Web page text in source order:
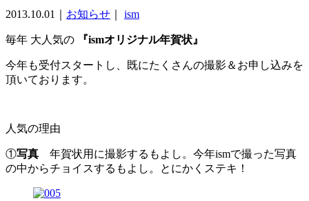
2013.10.01 お知らせ ism
毎年 大人気の 『ismオリジナル年賀状』
今年も受付スタートし、既にたくさんの撮影＆お申し込みを
頂いております。
人気の理由
①写真 年賀状用に撮影するもよし。今年ismで撮った写真
の中からチョイスするもよし。とにかくステキ！